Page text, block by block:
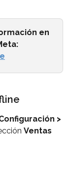
en
>
Ventas